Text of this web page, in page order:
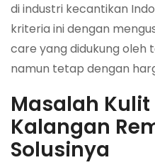
di industri kecantikan
kriteria ini dengan
care yang didukung oleh
namun tetap dengan
Masalah
Kalangan
Solusinya